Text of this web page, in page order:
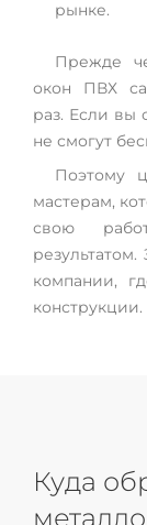
рынке.
Прежде
окон ПВХ
раз. Если вы
не смогут
Поэтому
мастерам,
свою
компании,
конструкции.
Куда